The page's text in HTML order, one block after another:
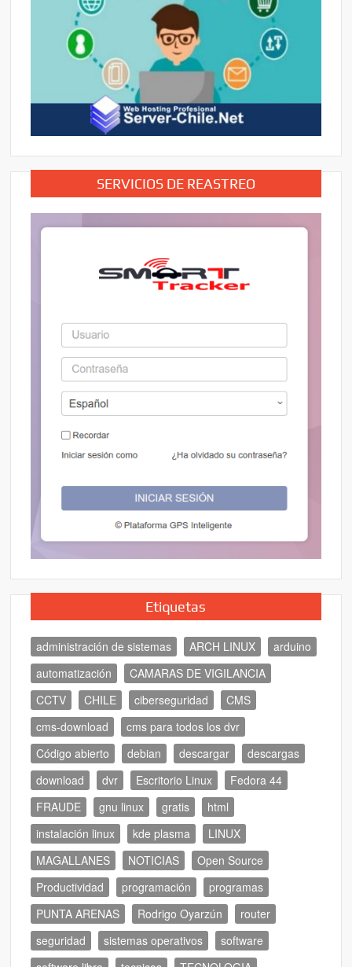
SERVICIOS DE REASTREO
Etiquetas
administración de sistemas ARCH LINUX
arduino
automatización
CAMARAS DE VIGILANCIA
CCTV
CHILE ciberseguridad
CMS
cms-download
cms para todos los dvr
Código abierto
debian descargar
descargas
download
dvr Escritorio Linux
Fedora 44
FRAUDE
gnu linux gratis
html
instalación linux
kde plasma
LINUX
MAGALLANES
NOTICIAS
Open Source
Productividad
programación
programas
PUNTA ARENAS
Rodrigo Oyarzún
router
seguridad
sistemas operativos
software